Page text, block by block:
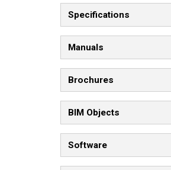
Specifications
Manuals
Brochures
BIM Objects
Software